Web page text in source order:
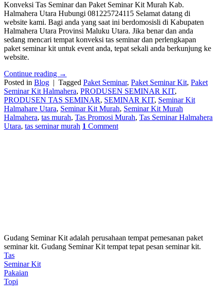
Konveksi Tas Seminar dan Paket Seminar Kit Murah Kab.
Halmahera Utara Hubungi 081225724115 Selamat datang di
website kami. Bagi anda yang saat ini berdomosisli di Kabupaten
Halmahera Utara Provinsi Maluku Utara. Jika benar dan anda
sedang mencari tempat konveksi tas seminar dan perlengkapan
paket seminar kit untuk event anda, tepat sekali anda berkunjung ke
website.
Continue reading →
Posted in Blog | Tagged Paket Seminar, Paket Seminar Kit, Paket
Seminar Kit Halmahera, PRODUSEN SEMINAR KIT,
PRODUSEN TAS SEMINAR, SEMINAR KIT, Seminar Kit
Halmahare Utara, Seminar Kit Murah, Seminar Kit Murah
Halmahera, tas murah, Tas Promosi Murah, Tas Seminar Halmahera
Utara, tas seminar murah 1 Comment
Gudang Seminar Kit adalah perusahaan tempat pemesanan paket
seminar kit. Gudang Seminar Kit tempat tepat pesan seminar kit.
Tas
Seminar Kit
Pakaian
Topi